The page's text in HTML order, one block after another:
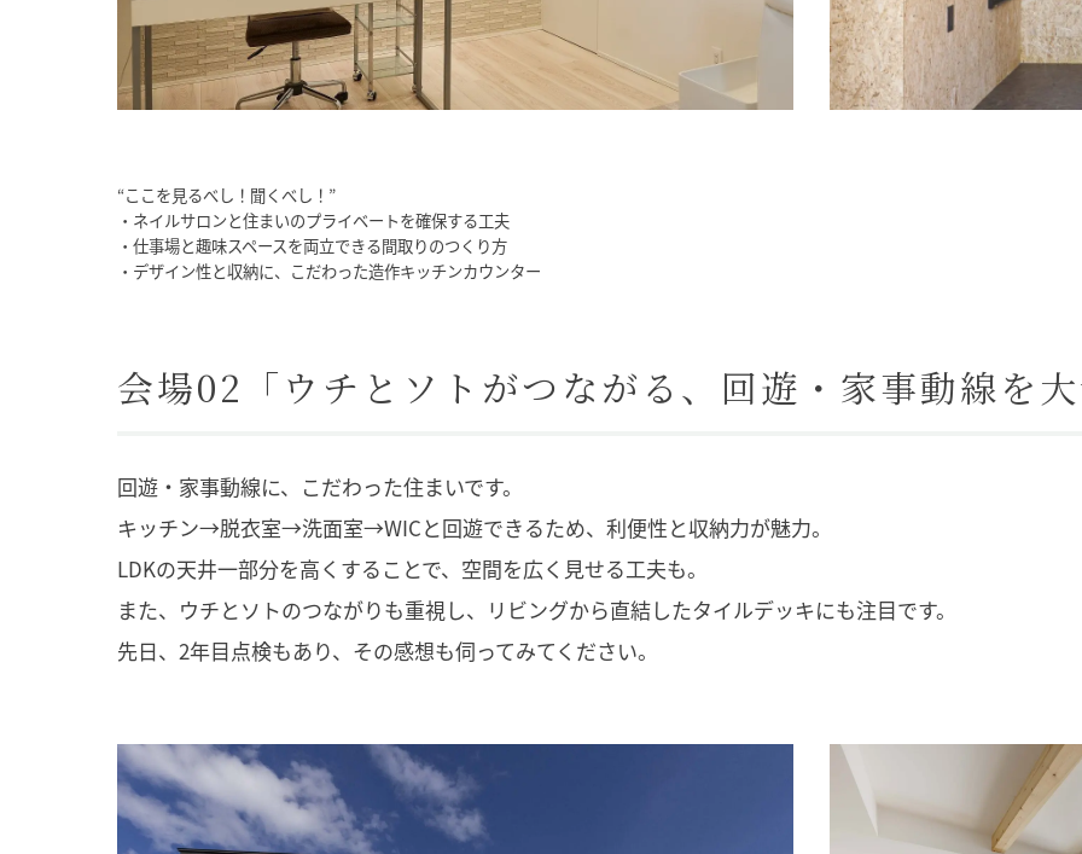
“ここを見るべし！聞くべし！”
・ネイルサロンと住まいのプライベートを確保する工夫
・仕事場と趣味スペースを両立できる間取りのつくり方
・デザイン性と収納に、こだわった造作キッチンカウンター
会場02「ウチとソトがつながる、回遊・家事動線を
回遊・家事動線に、こだわった住まいです。
キッチン→脱衣室→洗面室→WICと回遊できるため、利便性と収納力が魅力。
LDKの天井一部分を高くすることで、空間を広く見せる工夫も。
また、ウチとソトのつながりも重視し、リビングから直結したタイルデッキにも注目です。
先日、2年目点検もあり、その感想も伺ってみてください。